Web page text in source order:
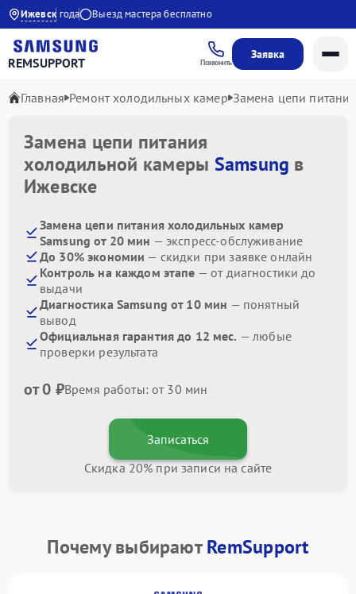
Ижевск
до 1 года Выезд мастера бесплатно
REMSUPPORT Позвонить
Заявка
Главная Ремонт холодильных камер Замена цепи питания
Замена цепи питания
холодильной камеры Samsung в
Ижевске
Замена цепи питания холодильных камер
Samsung от 20 мин — экспресс-обслуживание
До 30% экономии — скидки при заявке онлайн
Контроль на каждом этапе — от диагностики до
выдачи
Диагностика Samsung от 10 мин — понятный
вывод
Официальная гарантия до 12 мес. — любые
проверки результата
от 0 ₽Время работы: от 30 мин
Записаться
Скидка 20% при записи на сайте
Почему выбираютRemSupport